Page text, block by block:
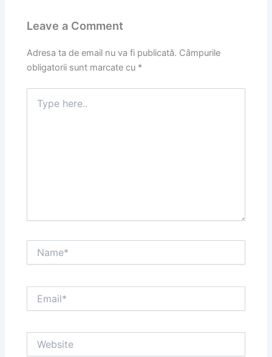
Leave a Comment
Adresa ta de email nu va fi publicată. Câmpurile
obligatorii sunt marcate cu *
here..